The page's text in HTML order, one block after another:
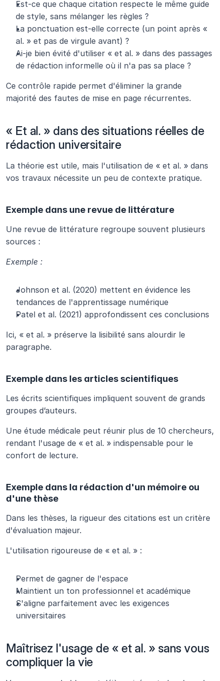
Est-ce que chaque citation respecte le même guide
de style, sans mélanger les règles ?
La ponctuation est-elle correcte (un point après «
al. » et pas de virgule avant) ?
Ai-je bien évité d'utiliser « et al. » dans des passages
de rédaction informelle où il n'a pas sa place ?
Ce contrôle rapide permet d'éliminer la grande
majorité des fautes de mise en page récurrentes.
« Et al. » dans des situations réelles de
rédaction universitaire
La théorie est utile, mais l'utilisation de « et al. » dans
vos travaux nécessite un peu de contexte pratique.
Exemple dans une revue de littérature
Une revue de littérature regroupe souvent plusieurs
sources :
Exemple :
Johnson et al. (2020) mettent en évidence les
tendances de l'apprentissage numérique
Patel et al. (2021) approfondissent ces conclusions
Ici, « et al. » préserve la lisibilité sans alourdir le
paragraphe.
Exemple dans les articles scientifiques
Les écrits scientifiques impliquent souvent de grands
groupes d’auteurs.
Une étude médicale peut réunir plus de 10 chercheurs,
rendant l'usage de « et al. » indispensable pour le
confort de lecture.
Exemple dans la rédaction d'un mémoire ou
d'une thèse
Dans les thèses, la rigueur des citations est un critère
d'évaluation majeur.
L'utilisation rigoureuse de « et al. » :
Permet de gagner de l'espace
Maintient un ton professionnel et académique
S'aligne parfaitement avec les exigences
universitaires
Maîtrisez l'usage de « et al. » sans vous
compliquer la vie